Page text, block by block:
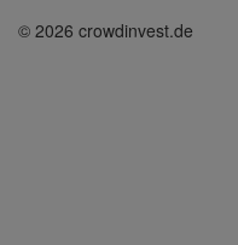
© 2026 crowdinvest.de